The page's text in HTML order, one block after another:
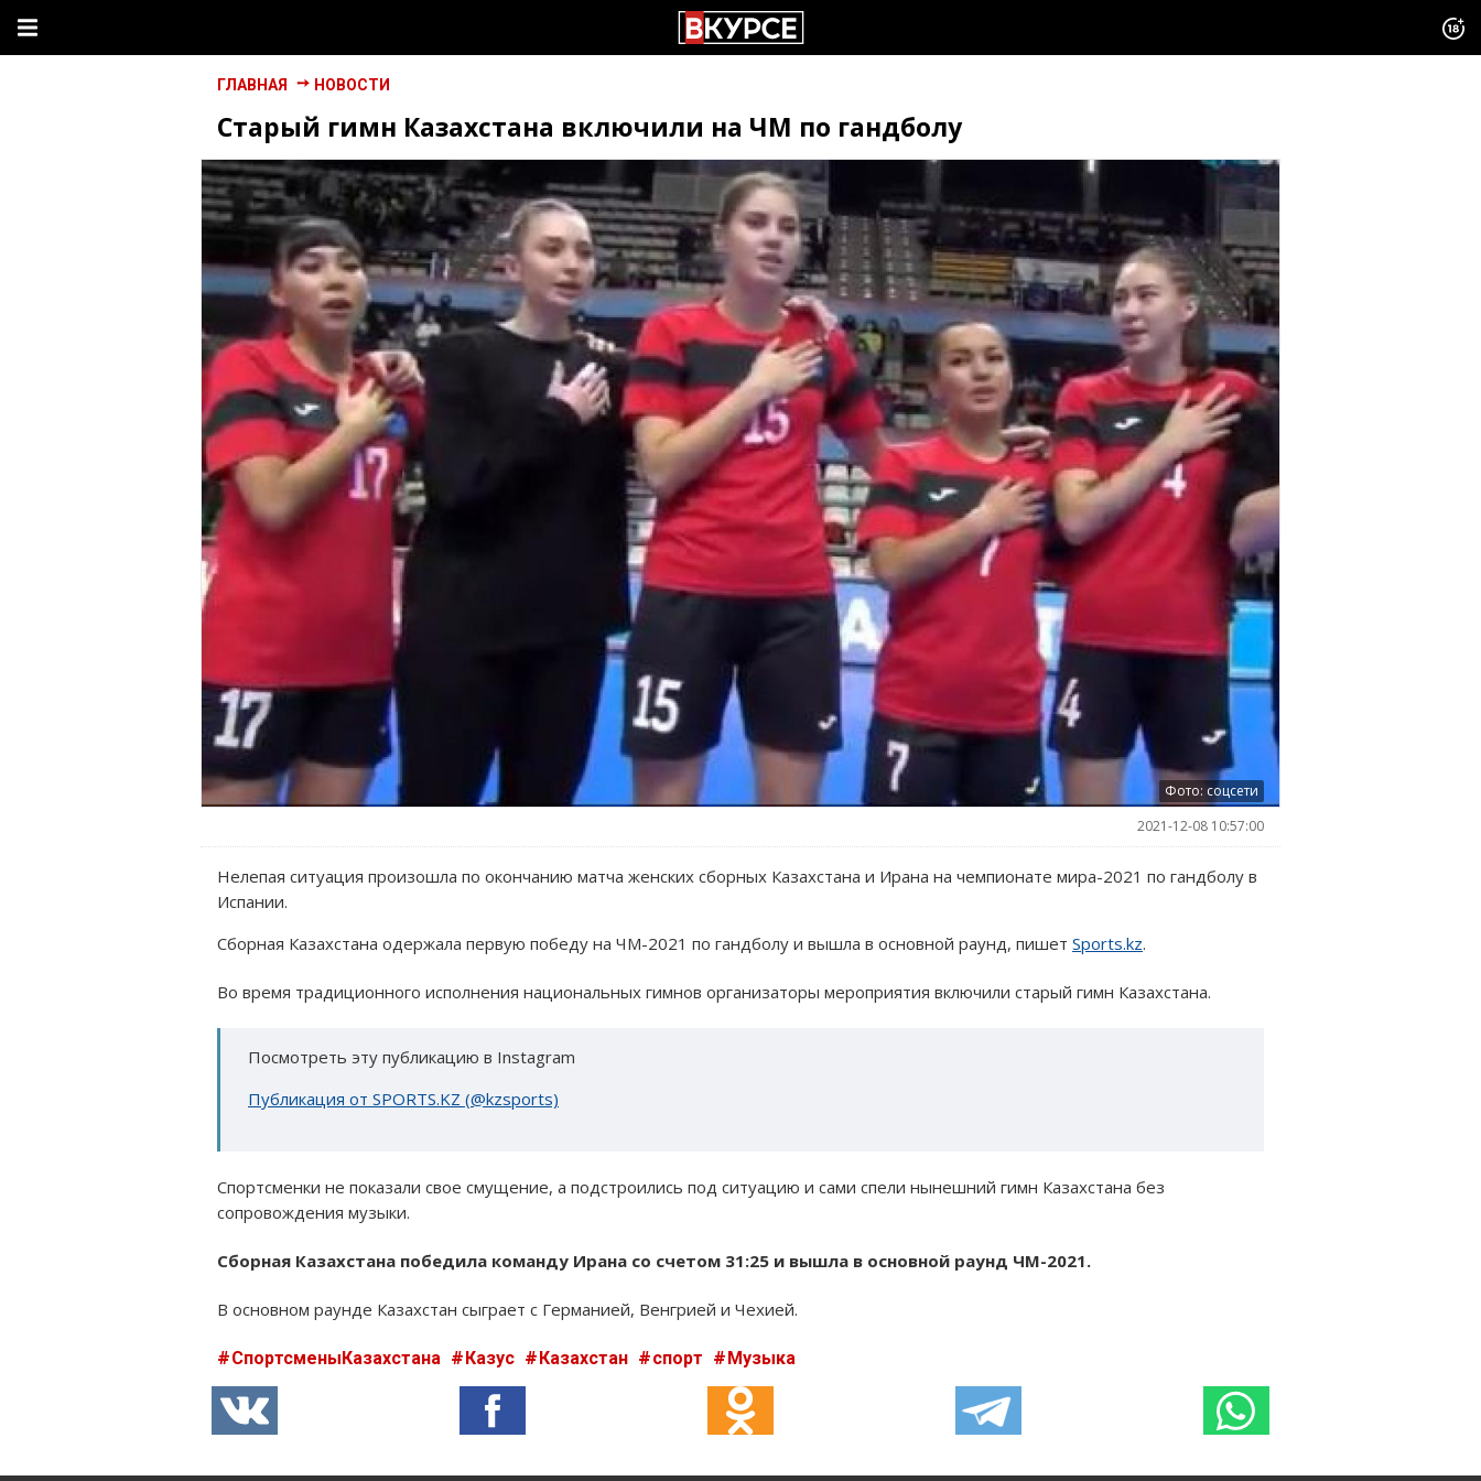
ГЛАВНАЯ НОВОСТИ
Старый гимн Казахстана включили на ЧМ по гандболу
Фото: соцсети
2021-12-08 10:57:00
Нелепая ситуация произошла по окончанию матча женских сборных Казахстана и Ирана на чемпионате мира-2021 по гандболу в
Испании.
Сборная Казахстана одержала первую победу на ЧМ-2021 по гандболу и вышла в основной раунд, пишет Sports.kz.
Во время традиционного исполнения национальных гимнов организаторы мероприятия включили старый гимн Казахстана.
Посмотреть эту публикацию в Instagram
Публикация от SPORTS.KZ (@kzsports)
Спортсменки не показали свое смущение, а подстроились под ситуацию и сами спели нынешний гимн Казахстана без
сопровождения музыки.
Сборная Казахстана победила команду Ирана со счетом 31:25 и вышла в основной раунд ЧМ-2021.
В основном раунде Казахстан сыграет с Германией, Венгрией и Чехией.
СпортсменыКазахстана Казус Казахстан спорт Музыка